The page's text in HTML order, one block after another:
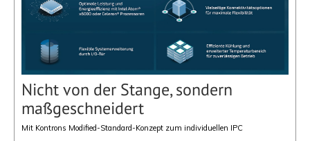
Nicht von der Stange, sondern
maßgeschneidert
Mit Kontrons Modified-Standard-Konzept zum individuellen IPC